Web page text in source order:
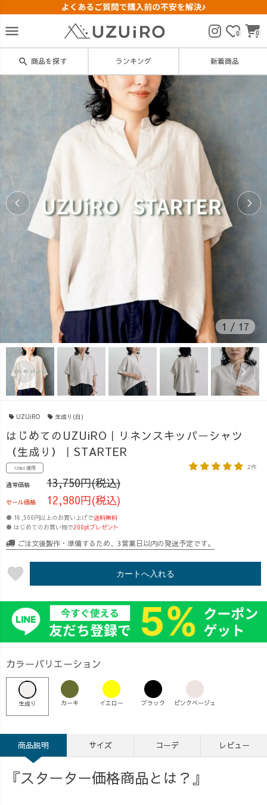
menu 0 0
search 商品を探す ランキング 新着商品
1 / 17
UZUiRO 生成り(白)
はじめてのUZUiRO｜リネンスキッパーシャツ
（生成り）｜STARTER
129pt 獲得 2件
通常価格 13,750円(税込)
セール価格 12,980円(税込)
● 16,500円以上のお買い上げで送料無料
● はじめてのお買い物で200ptプレゼント
ご注文後製作・準備するため、3営業日以内の発送予定です。
favorite カートへ入れる
カラーバリエーション
生成り カーキ イエロー ブラック ピンクベージュ
商品説明 サイズ コーデ レビュー
『スターター価格商品とは？』